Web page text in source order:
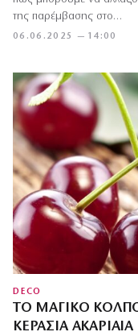
06.06.2025 — 14:00
της παρέμβασης στο…
DECO
ΤΟ ΜΑΓΙΚΌ
ΚΕΡΆΣΙΑ ΑΚΑΡΙΑΊΑ